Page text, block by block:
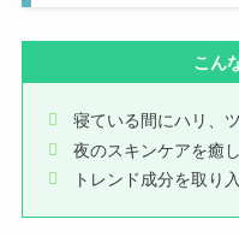
こん
寝ている間にハリ、
夜のスキンケアを癒
トレンド成分を取り